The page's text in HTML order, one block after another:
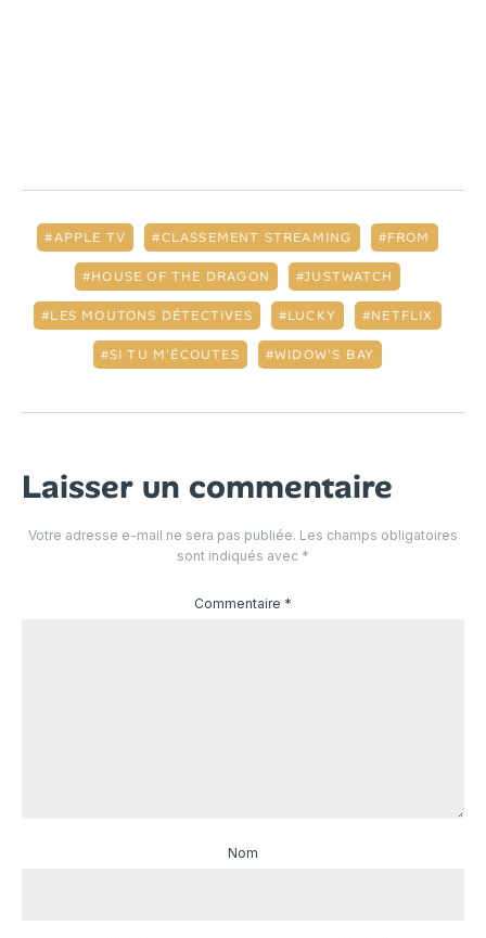
APPLE TV CLASSEMENT STREAMING FROM
HOUSE OF THE DRAGON JUSTWATCH
LES MOUTONS DÉTECTIVES LUCKY NETFLIX
SI TU M'ÉCOUTES WIDOW'S BAY
Laisser un commentaire
Votre adresse e-mail ne sera pas publiée. Les champs obligatoires
sont indiqués avec *
Commentaire *
Nom